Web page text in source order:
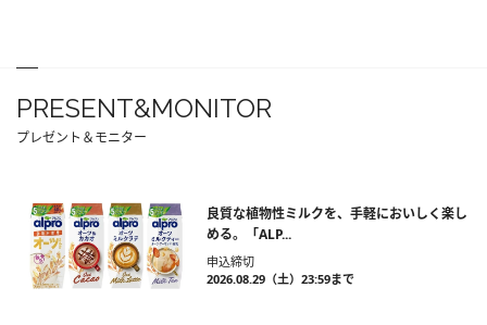
PRESENT&MONITOR
プレゼント＆モニター
良質な植物性ミルクを、手軽においしく楽し
める。「ALP...
申込締切
2026.08.29（土）23:59まで